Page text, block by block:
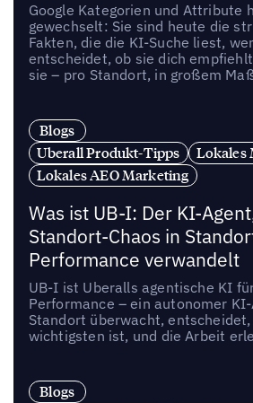
Google Kategorien und Attribute
gewechselt: Sie sind heute die
Fakten, die die KI-Suche liest,
entscheidet, ob sie dich
sie – pro Standort, in großem
Blogs
Uberall Produkt-Tipps
Lokales
Lokales AEO Marketing
Was ist UB-I: Der KI-
Standort-Chaos in
Performance verwandelt
UB-I ist Uberalls agentische KI
Performance – ein autonomer
Standort überwacht,
wichtigsten ist, und die Arbeit
Blogs